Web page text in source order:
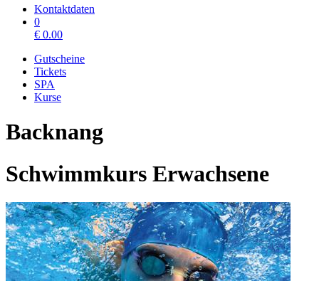
Kontaktdaten
0
€ 0.00
Gutscheine
Tickets
SPA
Kurse
Backnang
Schwimmkurs Erwachsene